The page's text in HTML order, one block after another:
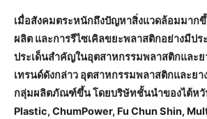
เมื่อสังคมตระหนักถึงปัญหาสิ่งแวดล้อมมาก
ผลิต และการรีไซเคิลขยะพลาสติกอย่างมีป
ประเด็นสำคัญในอุตสาหกรรมพลาสติกและย
เทรนด์ดังกล่าว อุตสาหกรรมพลาสติกและย
กลุ่มผลิตภัณฑ์ขึ้น โดยบริษัทชั้นนำของไต้หวั
Plastic, ChumPower, Fu Chun Shin,